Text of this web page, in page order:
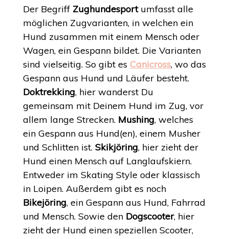
Der Begriff Zughundesportumfasst alle
möglichen Zugvarianten, in welchen ein
Hund zusammen mit einem Mensch oder
Wagen, ein Gespann bildet. Die Varianten
sind vielseitig. So gibt es Canicross, wo das
Gespann aus Hund und Läufer besteht.
Doktrekking, hier wanderst Du
gemeinsam mit Deinem Hund im Zug, vor
allem lange Strecken. Mushing, welches
ein Gespann aus Hund(en), einem Musher
und Schlitten ist. Skikjöring, hier zieht der
Hund einen Mensch auf Langlaufskiern.
Entweder im Skating Style oder klassisch
in Loipen. Außerdem gibt es noch
Bikejöring, ein Gespann aus Hund, Fahrrad
und Mensch. Sowie den Dogscooter, hier
zieht der Hund einen speziellen Scooter,